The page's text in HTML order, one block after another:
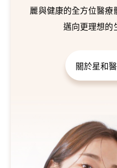
麗與健康的全方位醫療
邁向更理想的
關於星和